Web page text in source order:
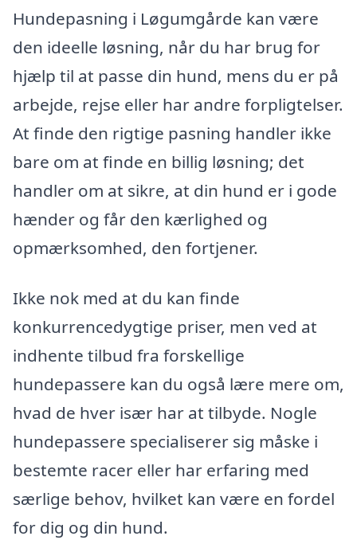
Hundepasning i Løgumgårde kan være
den ideelle løsning, når du har brug for
hjælp til at passe din hund, mens du er på
arbejde, rejse eller har andre forpligtelser.
At finde den rigtige pasning handler ikke
bare om at finde en billig løsning; det
handler om at sikre, at din hund er i gode
hænder og får den kærlighed og
opmærksomhed, den fortjener.
Ikke nok med at du kan finde
konkurrencedygtige priser, men ved at
indhente tilbud fra forskellige
hundepassere kan du også lære mere om,
hvad de hver især har at tilbyde. Nogle
hundepassere specialiserer sig måske i
bestemte racer eller har erfaring med
særlige behov, hvilket kan være en fordel
for dig og din hund.